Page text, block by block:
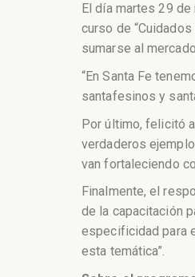
El día martes 29
curso de
sumarse al
“En Santa Fe
santafesinos y
Por último, felicitó
verdaderos
van fortaleciendo
Finalmente, el
de la capacitación
especificidad para
esta temática”.